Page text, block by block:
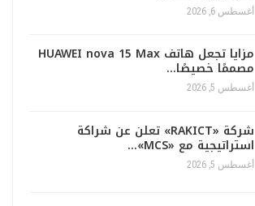
أغسطس 6, 2026
مزايا تجعل هاتف HUAWEI nova 15 Max
مصممًا خصيصًا…
أغسطس 5, 2026
شركة «RAKICT» تعلن عن شراكة
استراتيجية مع «MCS»…
أغسطس 5, 2026